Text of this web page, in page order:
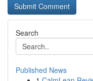
Search
Published News